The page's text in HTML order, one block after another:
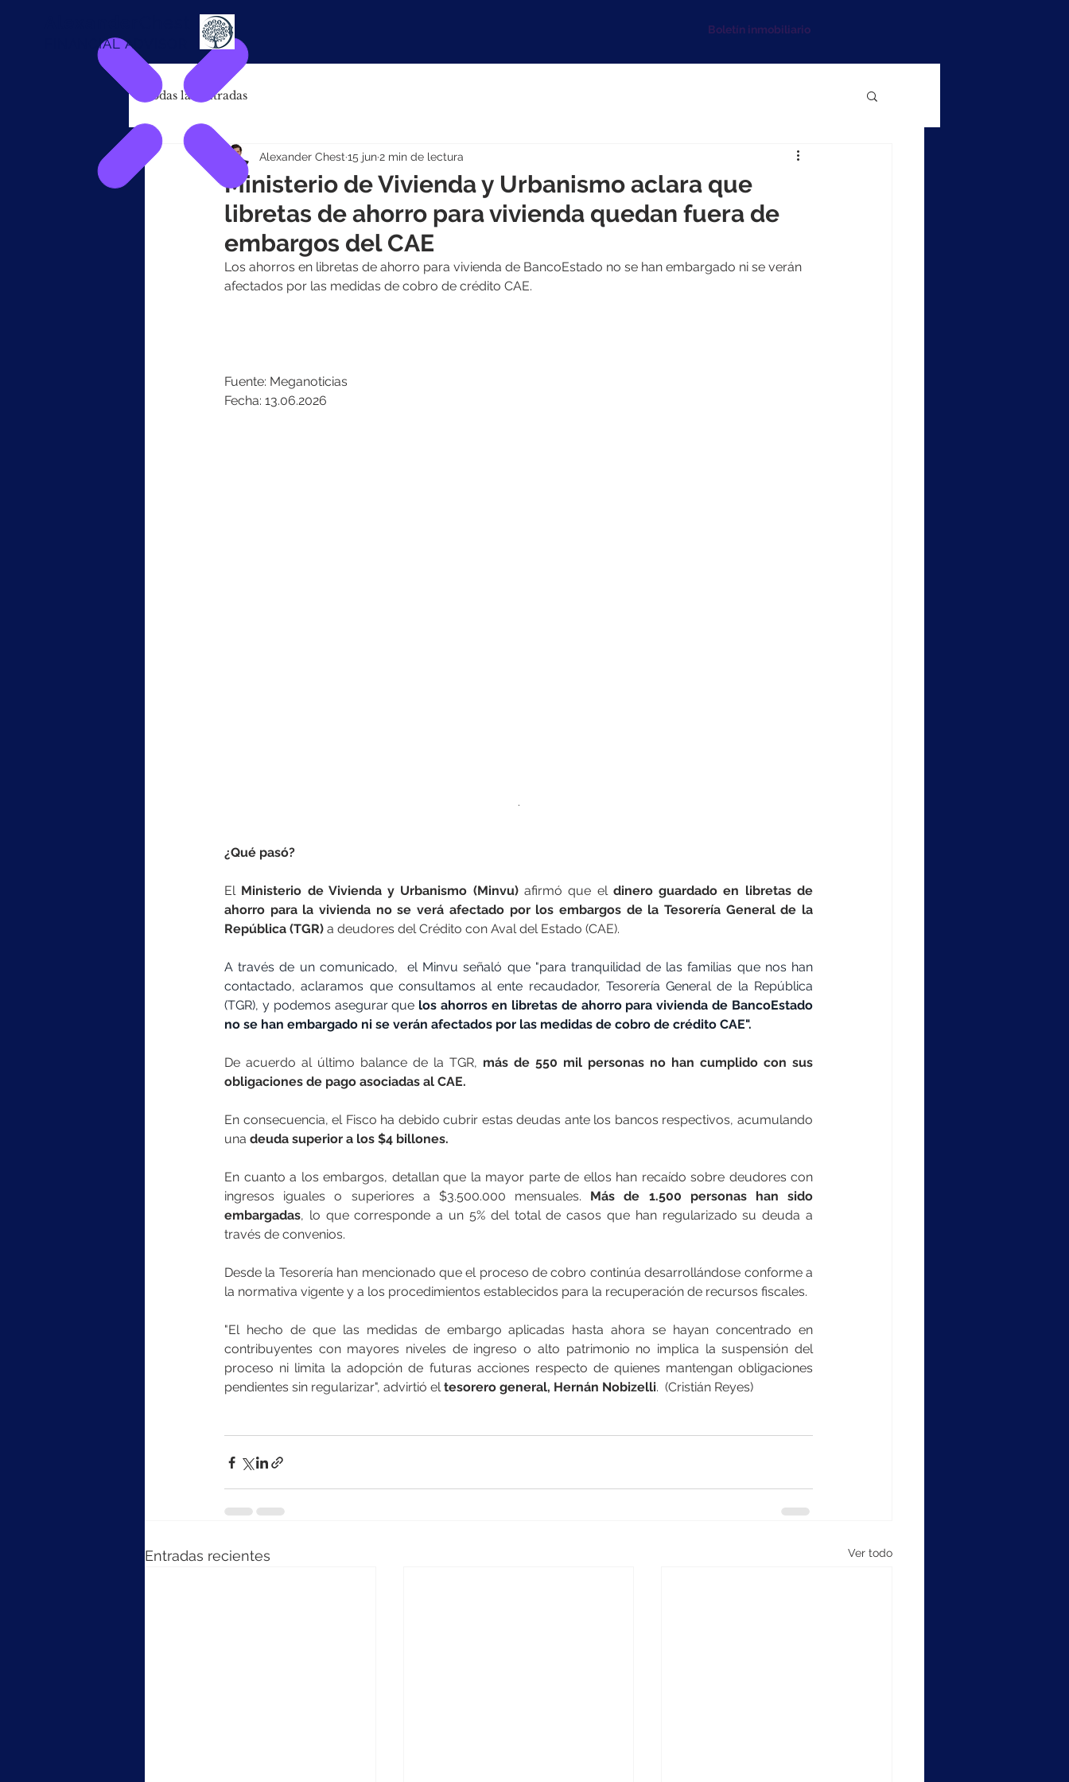
FINANCIAL ADVISOR
Boletín inmobiliario
Todas las entradas
Ministerio de Vivienda y Urbanismo aclara que
libretas de ahorro para vivienda quedan fuera de
embargos del CAE
Alexander Chest 15 jun2 min de lectura
Los ahorros en libretas de ahorro para vivienda de BancoEstado no se han embargado ni se verán
afectados por las medidas de cobro de crédito CAE.
Fuente: Meganoticias
Fecha: 13.06.2026
.
¿Qué pasó?
El Ministerio de Vivienda y Urbanismo (Minvu) afirmó que el dinero guardado en libretas de
ahorro para la vivienda no se verá afectado por los embargos de la Tesorería General de la
República (TGR) a deudores del Crédito con Aval del Estado (CAE).
A través de un comunicado,  el Minvu señaló que "para tranquilidad de las familias que nos han
contactado, aclaramos que consultamos al ente recaudador, Tesorería General de la República
(TGR), y podemos asegurar que los ahorros en libretas de ahorro para vivienda de BancoEstado
no se han embargado ni se verán afectados por las medidas de cobro de crédito CAE".
De acuerdo al último balance de la TGR, más de 550 mil personas no han cumplido con sus
obligaciones de pago asociadas al CAE.
En consecuencia, el Fisco ha debido cubrir estas deudas ante los bancos respectivos, acumulando
una deuda superior a los $4 billones.
En cuanto a los embargos, detallan que la mayor parte de ellos han recaído sobre deudores con
ingresos iguales o superiores a $3.500.000 mensuales. Más de 1.500 personas han sido
embargadas, lo que corresponde a un 5% del total de casos que han regularizado su deuda a
través de convenios.
Desde la Tesorería han mencionado que el proceso de cobro continúa desarrollándose conforme a
la normativa vigente y a los procedimientos establecidos para la recuperación de recursos fiscales.
"El hecho de que las medidas de embargo aplicadas hasta ahora se hayan concentrado en
contribuyentes con mayores niveles de ingreso o alto patrimonio no implica la suspensión del
proceso ni limita la adopción de futuras acciones respecto de quienes mantengan obligaciones
pendientes sin regularizar", advirtió el tesorero general, Hernán Nobizelli.  (Cristián Reyes)
Entradas recientes Ver todo